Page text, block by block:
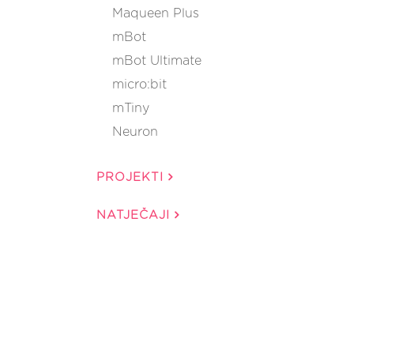
Maqueen Plus
mBot
mBot Ultimate
micro:bit
mTiny
Neuron
PROJEKTI
NATJEČAJI